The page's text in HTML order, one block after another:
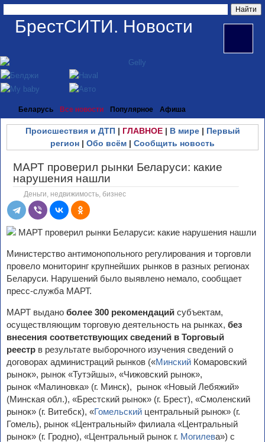
БрестСИТИ. Новости
Беларусь Все новости Популярное Афиша
Происшествия и ДТП| ГЛАВНОЕ| В мире| Первый
регион | Обо всём | Сообщить новость
МАРТ проверил рынки Беларуси: какие
нарушения нашли
Деньги, недвижимость, бизнес
Министерство антимонопольного регулирования и торговли
провело мониторинг крупнейших рынков в разных регионах
Беларуси. Нарушений было выявлено немало, сообщает
пресс-служба МАРТ.
МАРТ выдано более 300 рекомендаций субъектам,
осуществляющим торговую деятельность на рынках, без
внесения соответствующих сведений в Торговый
реестр в результате выборочного изучения сведений о
договорах администраций рынков («Минский Комаровский
рынок», рынок «Тутэйшы», «Чижовский рынок»,
рынок «Малиновка» (г. Минск), рынок «Новый Лебяжий»
(Минская обл.), «Брестский рынок» (г. Брест), «Смоленский
рынок» (г. Витебск), «Гомельский центральный рынок» (г.
Гомель), рынок «Центральный» филиала «Центральный
рынок» (г. Гродно), «Центральный рынок г. Могилева») с